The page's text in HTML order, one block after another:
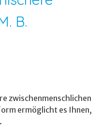
B.
zwischenmenschlichen
ermöglicht es Ihnen,